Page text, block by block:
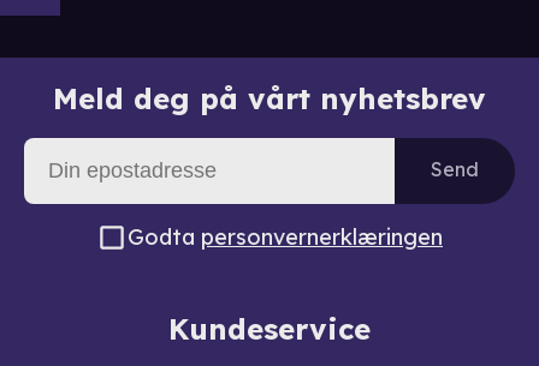
Meld deg på vårt nyhetsbrev
Send
Godta personvernerklæringen
Kundeservice